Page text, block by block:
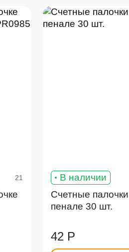
21 В наличии
Счетные
пенале 30 шт.
42 Р